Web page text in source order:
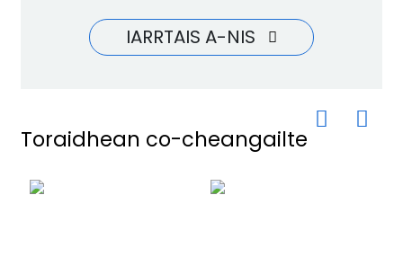
IARRTAIS A-NIS
Toraidhean co-cheangailte